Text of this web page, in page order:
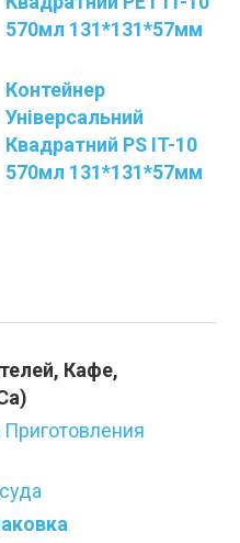
570мл 131*131*57мм
Контейнер
Універсальний
Квадратний PS IT-10
570мл 131*131*57мм
Кафе,